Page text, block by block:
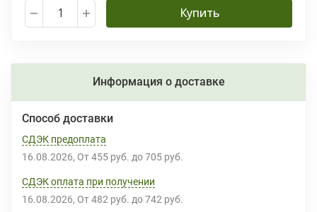
Купить
Информация о доставке
Способ доставки
СДЭК предоплата
16.08.2026 От 455 руб. до 705 руб.
СДЭК оплата при получении
16.08.2026 От 482 руб. до 742 руб.